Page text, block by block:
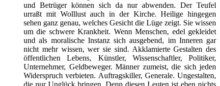
und Betrüger können sich da nur abwenden. Der Teufel
urraßt mit Wolllust auch in der Kirche. Heilige hingegen
sehen ganz genau, welches Gesicht die Lüge zeigt. Sie wissen
um die schwere Krankheit. Wenn Menschen, edel gekleidet
und als moralische Instanz sich ausgebend, im Inneren gar
nicht mehr wissen, wer sie sind. Akklamierte Gestalten des
öffentlichen Lebens, Künstler, Wissenschaftler, Politiker,
Unternehmer, Geldbeweger. Männer zumeist, die sich jeden
Widerspruch verbieten. Auftragskiller, Generale. Ungestalten,
die nur Unglück bringen. Denn diesen Leuten ist eben nichts